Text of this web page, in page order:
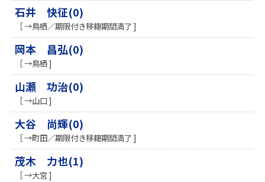
石井 快征(0)
［ →鳥栖／期限付き移籍期間満了 ]
岡本 昌弘(0)
［ →鳥栖 ]
山瀬 功治(0)
［ →山口 ]
大谷 尚輝(0)
［ →町田／期限付き移籍期間満了 ]
茂木 力也(1)
［ →大宮 ]